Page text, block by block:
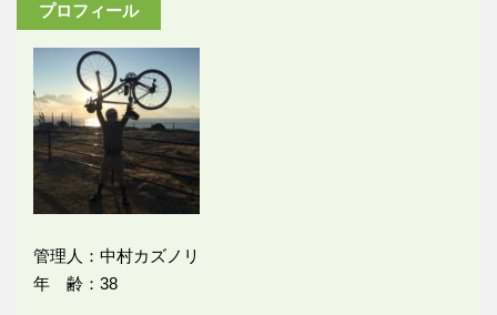
プロフィール
管理人：中村カズノリ
年 齢：38